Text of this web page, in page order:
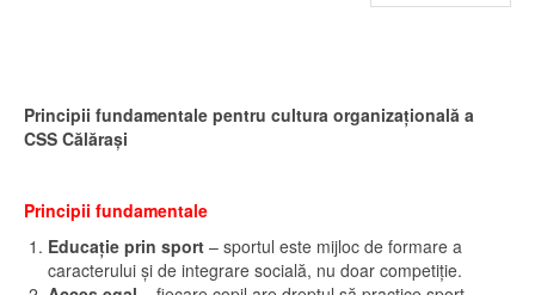
Principii fundamentale pentru cultura organizațională a
CSS Călărași
Principii fundamentale
Educație prin sport – sportul este mijloc de formare a
caracterului și de integrare socială, nu doar competiție.